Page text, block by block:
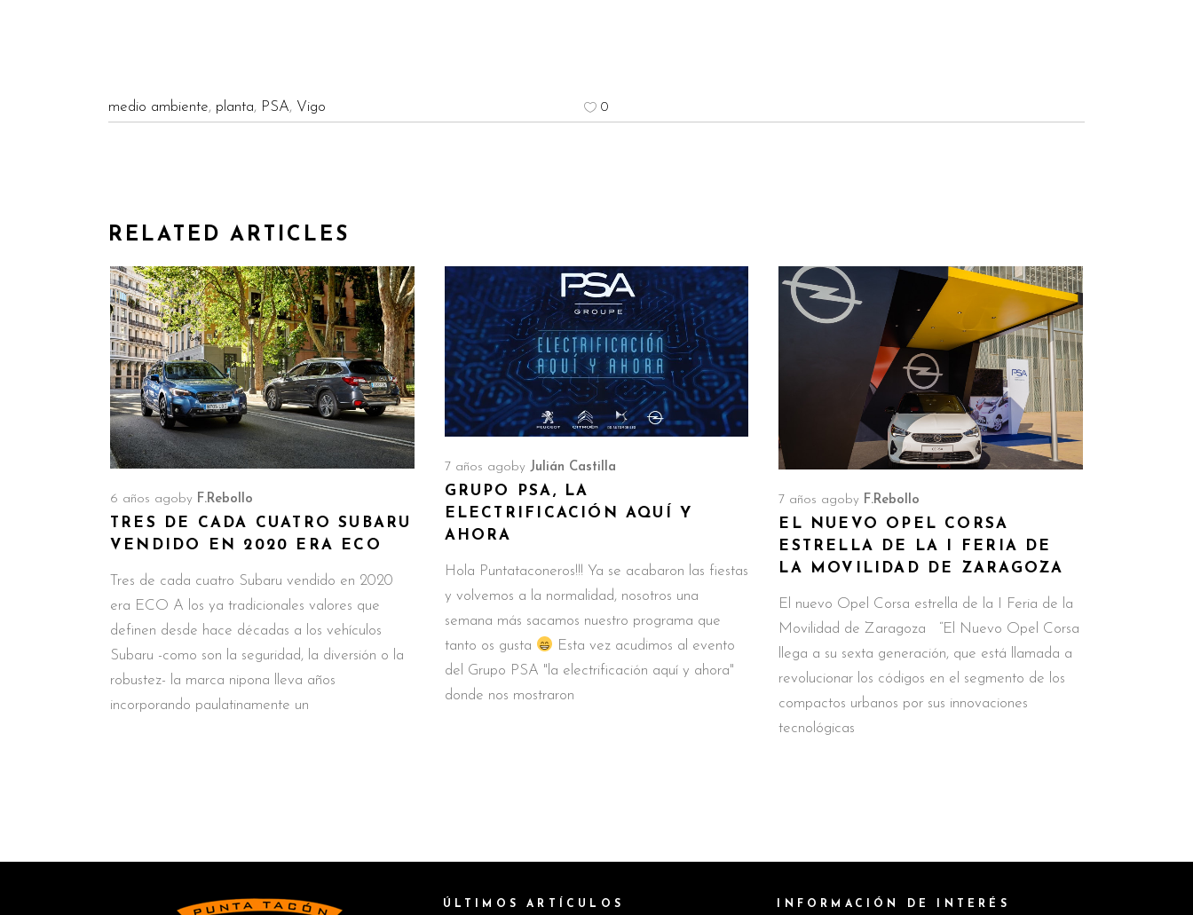
medio ambiente, planta, PSA, Vigo 0
RELATED ARTICLES
6 años agoby F.Rebollo
TRES DE CADA CUATRO SUBARU
VENDIDO EN 2020 ERA ECO
Tres de cada cuatro Subaru vendido en 2020
era ECO A los ya tradicionales valores que
definen desde hace décadas a los vehículos
Subaru -como son la seguridad, la diversión o la
robustez- la marca nipona lleva años
incorporando paulatinamente un
7 años agoby Julián Castilla
GRUPO PSA, LA
ELECTRIFICACIÓN AQUÍ Y
AHORA
Hola Puntataconeros!!! Ya se acabaron las fiestas
y volvemos a la normalidad, nosotros una
semana más sacamos nuestro programa que
tanto os gusta
Esta vez acudimos al evento
del Grupo PSA "la electrificación aquí y ahora"
donde nos mostraron
7 años ago by F.Rebollo
EL NUEVO OPEL CORSA
ESTRELLA DE LA I FERIA DE
LA MOVILIDAD DE ZARAGOZA
El nuevo Opel Corsa estrella de la I Feria de la
Movilidad de Zaragoza “El Nuevo Opel Corsa
llega a su sexta generación, que está llamada a
revolucionar los códigos en el segmento de los
compactos urbanos por sus innovaciones
tecnológicas
ÚLTIMOS ARTÍCULOS INFORMACIÓN DE INTERÉS